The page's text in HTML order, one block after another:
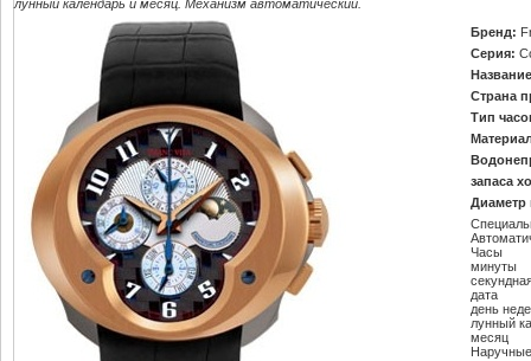
лунный календарь и месяц. Механизм автоматический.
Бренд:
Серия:
Страна
Тип
запаса
Диаметр
Часы
минуты
дата
день
лунный
месяц